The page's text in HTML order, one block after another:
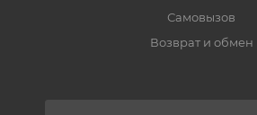
Самовызов
Возврат и обмен